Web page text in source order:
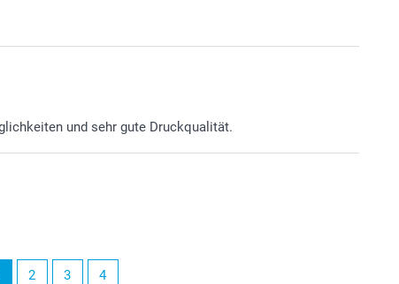
und sehr gute Druckqualität.
2 3 4